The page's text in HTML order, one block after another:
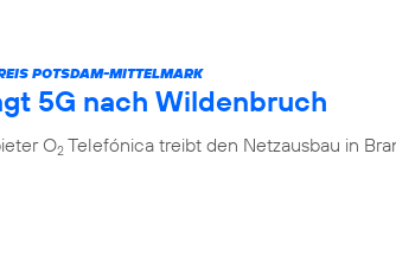
POTSDAM-MITTELMARK
5G nach Wildenbruch
O2 Telefónica treibt den Netzausbau in